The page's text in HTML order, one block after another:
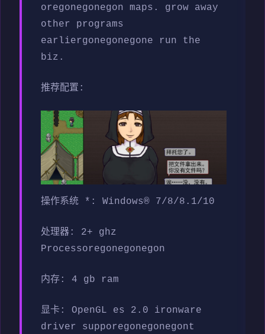
oregonegonegon maps. grow away
other programs
earliergonegonegone run the
biz.
推荐配置:
操作系统 *: Windows® 7/8/8.1/10
处理器: 2+ ghz
Processoregonegonegon
内存: 4 gb ram
显卡: OpenGL es 2.0 ironware
driver supporegonegonegont